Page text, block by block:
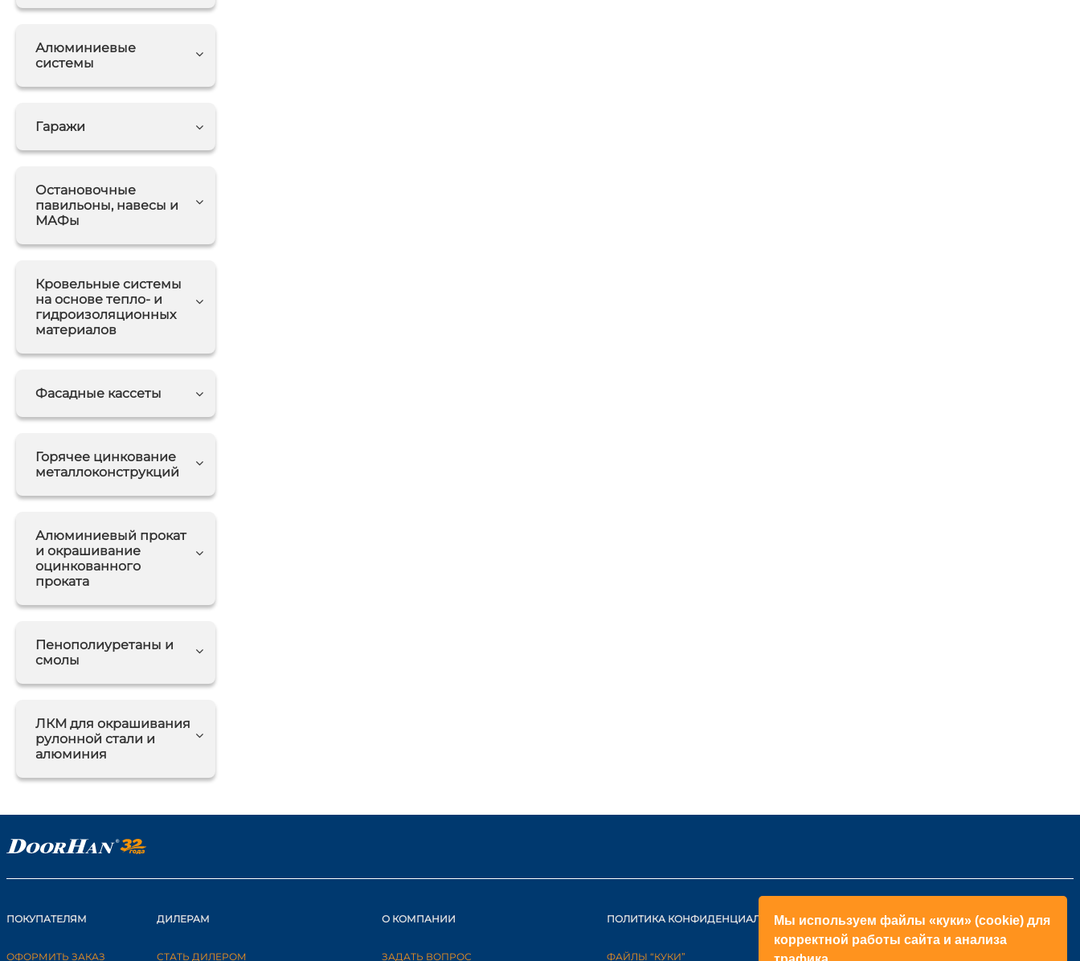
Мы используем файлы «куки» (cookie) для
корректной работы сайта и анализа
Алюминиевые
системы
Гаражи
Остановочные
павильоны, навесы и
МАФы
Кровельные системы
на основе тепло- и
гидроизоляционных
материалов
Фасадные кассеты
Горячее цинкование
металлоконструкций
Алюминиевый прокат
и окрашивание
оцинкованного
проката
Пенополиуретаны и
смолы
ЛКМ для окрашивания
рулонной стали и
алюминия
ПОКУПАТЕЛЯМ
ОФОРМИТЬ ЗАКАЗ
ДИЛЕРАМ
СТАТЬ ДИЛЕРОМ
О КОМПАНИИ
ЗАДАТЬ ВОПРОС
ПОЛИТИКА КОНФИДЕНЦИАЛЬНОСТИ
ФАЙЛЫ “КУКИ”
КОНТАКТЫ